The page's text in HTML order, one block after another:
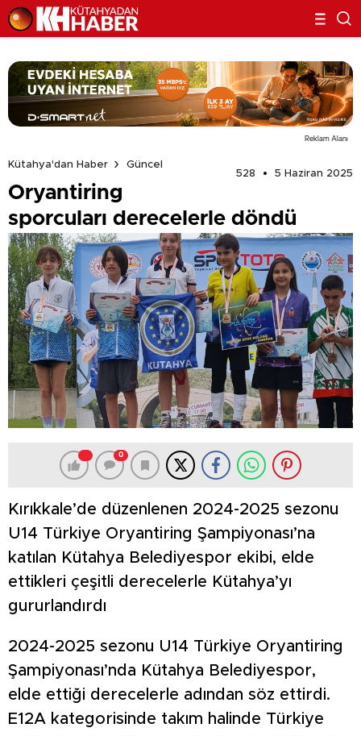
Reklam Alanı
Kütahya'dan Haber
Güncel
528
5 Haziran 2025
Oryantiring
sporcuları derecelerle döndü
0
Kırıkkale’de düzenlenen 2024-2025 sezonu
U14 Türkiye Oryantiring Şampiyonası’na
katılan Kütahya Belediyespor ekibi, elde
ettikleri çeşitli derecelerle Kütahya’yı
gururlandırdı
2024-2025 sezonu U14 Türkiye Oryantiring
Şampiyonası’nda Kütahya Belediyespor,
elde ettiği derecelerle adından söz ettirdi.
E12A kategorisinde takım halinde Türkiye